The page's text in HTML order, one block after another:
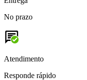
No prazo
Atendimento
Responde rápido